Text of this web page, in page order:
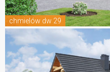
chmielów dw 29